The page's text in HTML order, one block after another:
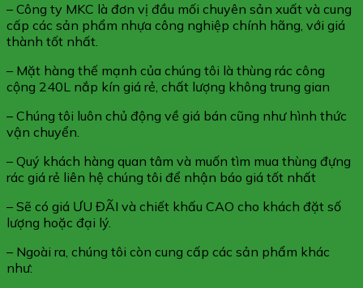
– Công ty MKC là đơn vị đầu mối chuyên sản xuất và cung
cấp các sản phẩm nhựa công nghiệp chính hãng, với giá
thành tốt nhất.
– Mặt hàng thế mạnh của chúng tôi là thùng rác công
cộng 240L nắp kín giá rẻ, chất lượng không trung gian
– Chúng tôi luôn chủ động về giá bán cũng như hình thức
vận chuyển.
– Quý khách hàng quan tâm và muốn tìm mua thùng đựng
rác giá rẻ liên hệ chúng tôi để nhận báo giá tốt nhất
– Sẽ có giá ƯU ĐÃI và chiết khấu CAO cho khách đặt số
lượng hoặc đại lý.
– Ngoài ra, chúng tôi còn cung cấp các sản phẩm khác
như: